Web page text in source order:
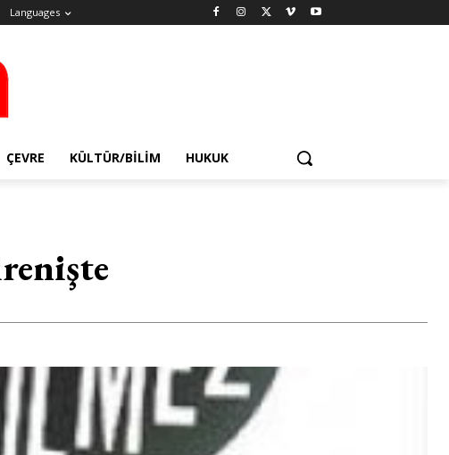
Languages
ÇEVRE KÜLTÜR/BILIM HUKUK